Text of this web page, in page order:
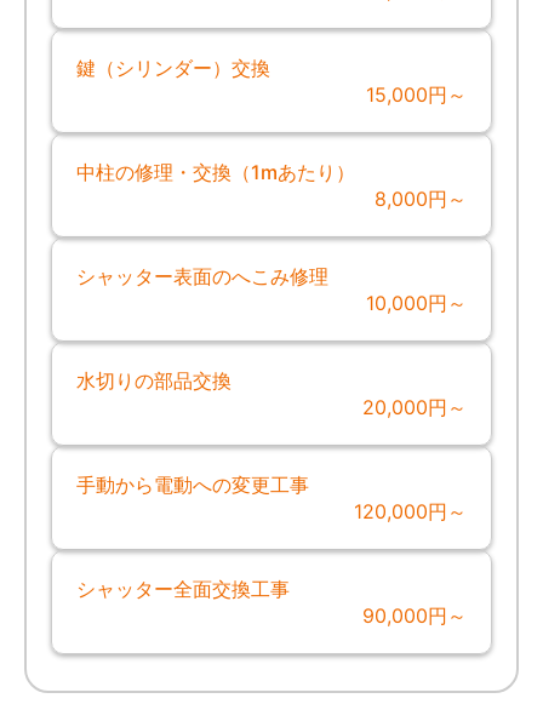
鍵（シリンダー）交換
15,000円～
中柱の修理・交換（1mあたり）
8,000円～
シャッター表面のへこみ修理
10,000円～
水切りの部品交換
20,000円～
手動から電動への変更工事
120,000円～
シャッター全面交換工事
90,000円～